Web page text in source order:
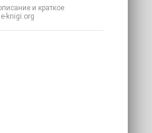
и краткое
knigi.org